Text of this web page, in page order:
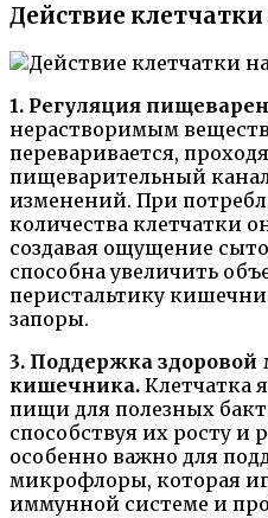
Действие
1. Регуляция
нерастворимым
переваривается,
пищеварительный
изменений. При
количества клетчатки
создавая ощущение
способна увеличить
перистальтику
запоры.
3. Поддержка
кишечника. Клетчатка
пищи для полезных
способствуя их росту и
особенно важно для
микрофлоры, которая
иммунной системе и